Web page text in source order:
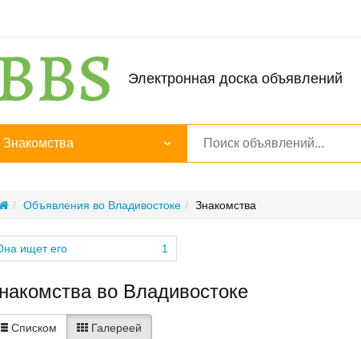
Электронная доска объявлений
Знакомства
Объявления во Владивостоке Знакомства
1
ищет его
во Владивостоке
Списком Галереей